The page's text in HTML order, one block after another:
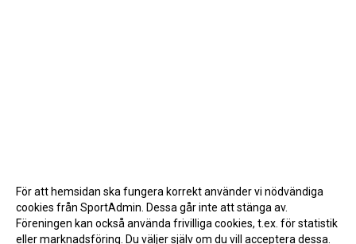
För att hemsidan ska fungera korrekt använder vi nödvändiga
cookies från SportAdmin. Dessa går inte att stänga av.
Föreningen kan också använda frivilliga cookies, t.ex. för statistik
eller marknadsföring. Du väljer själv om du vill acceptera dessa.